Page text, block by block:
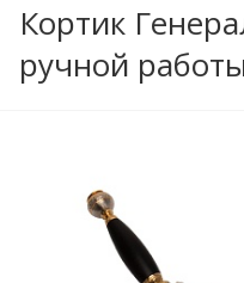
Кортик
ручной